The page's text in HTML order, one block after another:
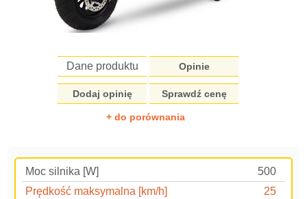
Dane produktu Opinie
Dodaj opinię Sprawdź cenę
+ do porównania
Moc silnika [W]
500
Prędkość maksymalna [km/h]
25